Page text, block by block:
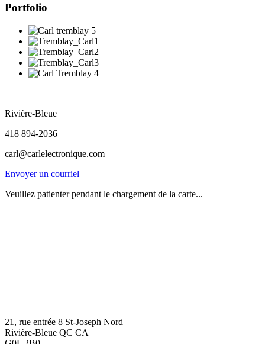
Portfolio
Rivière-Bleue
418 894-2036
carl@carlelectronique.com
Envoyer un courriel
Veuillez patienter pendant le chargement de la carte...
21, rue entrée 8 St-Joseph Nord
Rivière-Bleue QC CA